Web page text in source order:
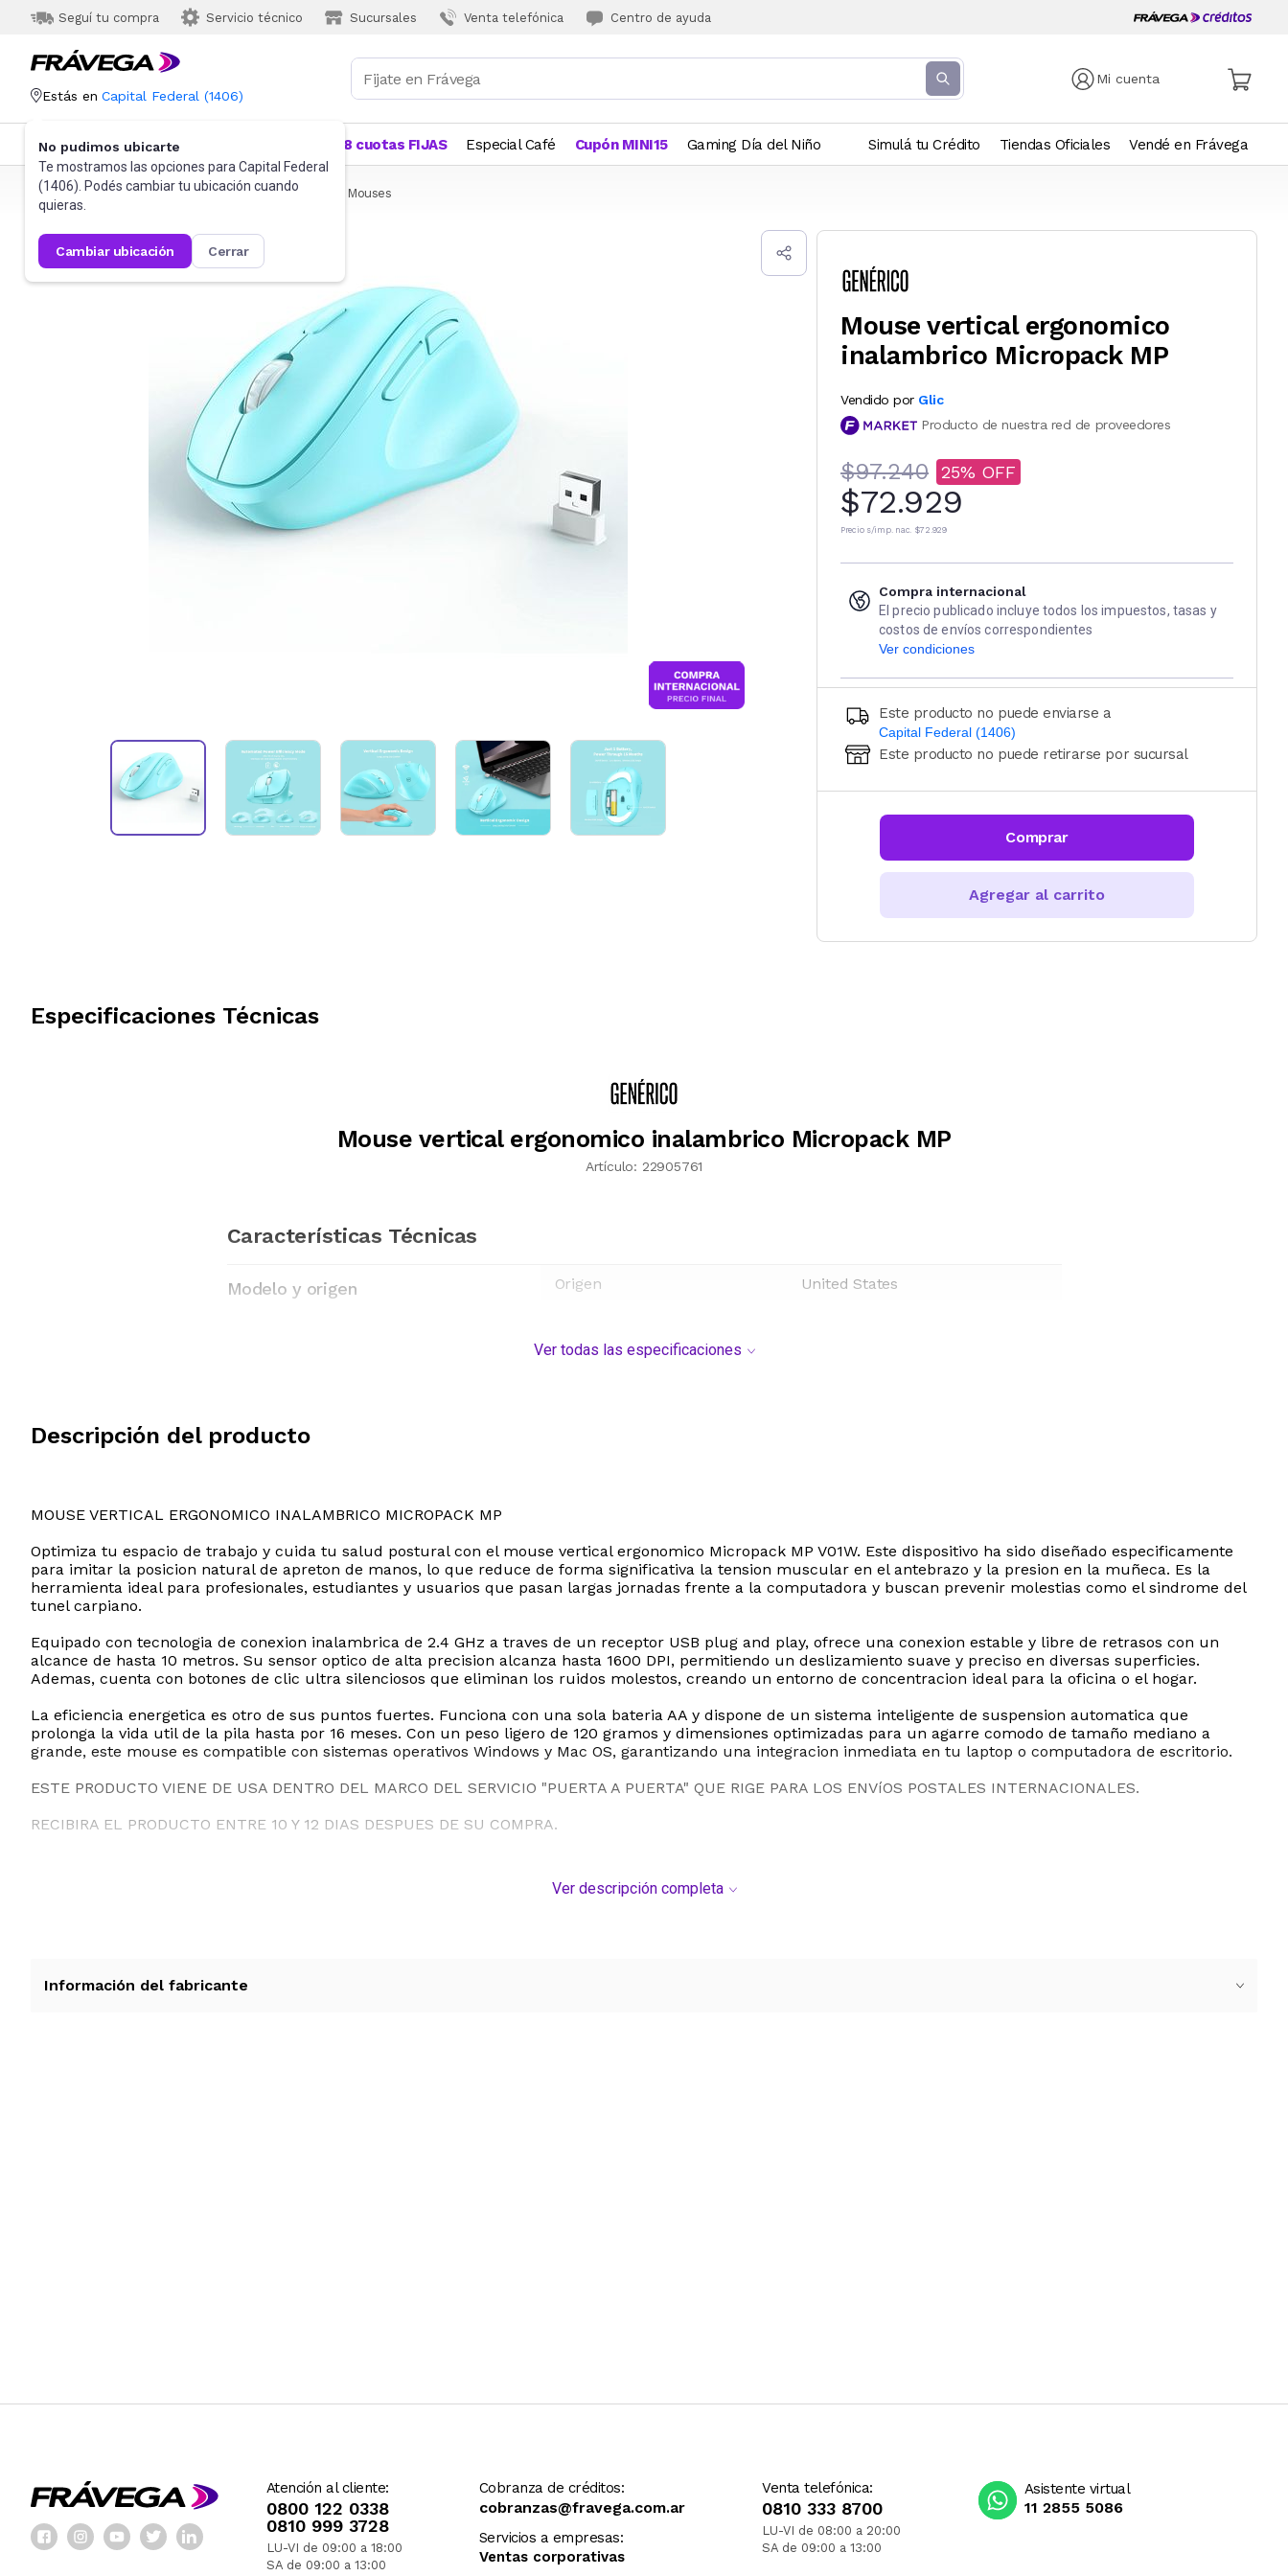
Seguí tu compra Servicio técnico Sucursales Venta telefónica Centro de ayuda
Mi cuenta
Estás en Capital Federal (1406)
No pudimos ubicarte
Te mostramos las opciones para Capital Federal
(1406). Podés cambiar tu ubicación cuando
quieras.
cambiar ubicación cerrar
Categorías Más Vendidos 18 cuotas FIJAS Especial Café Cupón MINI15 Gaming Día del Niño Simulá tu Crédito Tiendas Oficiales Vendé en Frávega
Frávega Informática Accesorios de Informática Mouses
Mouse vertical ergonomico
inalambrico Micropack MP
Vendido por Glic
Producto de nuestra red de proveedores
$97.240 25
$72.929
Precio s/imp. nac. $72.929
Compra internacional
El precio publicado incluye todos los impuestos, tasas y
costos de envíos correspondientes
Ver condiciones
Este producto no puede enviarse a
Capital Federal (1406)
Ingresá código postal (sólo números)
CALCULAR
Este producto no puede retirarse por sucursal
Comprar
Agregar al carrito
Especificaciones Técnicas
Mouse vertical ergonomico inalambrico Micropack MP
Artículo: 22905761
Características Técnicas
Modelo y origen Origen United States
Ver todas las especificaciones
Descripción del producto
MOUSE VERTICAL ERGONOMICO INALAMBRICO MICROPACK MP
Optimiza tu espacio de trabajo y cuida tu salud postural con el mouse vertical ergonomico Micropack MP V01W. Este dispositivo ha sido diseñado especificamente
para imitar la posicion natural de apreton de manos, lo que reduce de forma significativa la tension muscular en el antebrazo y la presion en la muñeca. Es la
herramienta ideal para profesionales, estudiantes y usuarios que pasan largas jornadas frente a la computadora y buscan prevenir molestias como el sindrome del
tunel carpiano.
Equipado con tecnologia de conexion inalambrica de 2.4 GHz a traves de un receptor USB plug and play, ofrece una conexion estable y libre de retrasos con un
alcance de hasta 10 metros. Su sensor optico de alta precision alcanza hasta 1600 DPI, permitiendo un deslizamiento suave y preciso en diversas superficies.
Ademas, cuenta con botones de clic ultra silenciosos que eliminan los ruidos molestos, creando un entorno de concentracion ideal para la oficina o el hogar.
La eficiencia energetica es otro de sus puntos fuertes. Funciona con una sola bateria AA y dispone de un sistema inteligente de suspension automatica que
prolonga la vida util de la pila hasta por 16 meses. Con un peso ligero de 120 gramos y dimensiones optimizadas para un agarre comodo de tamaño mediano a
grande, este mouse es compatible con sistemas operativos Windows y Mac OS, garantizando una integracion inmediata en tu laptop o computadora de escritorio.
ESTE PRODUCTO VIENE DE USA DENTRO DEL MARCO DEL SERVICIO "PUERTA A PUERTA" QUE RIGE PARA LOS ENVíOS POSTALES INTERNACIONALES.
RECIBIRA EL PRODUCTO ENTRE 10 Y 12 DIAS DESPUES DE SU COMPRA.
Ver descripción completa
Información del fabricante
Atención al cliente:
0800 122 0338
0810 999 3728
LU-VI de 09:00 a 18:00
SA de 09:00 a 13:00
Cobranza de créditos:
cobranzas@fravega.com.ar
Servicios a empresas:
Ventas corporativas
Venta telefónica:
0810 333 8700
LU-VI de 08:00 a 20:00
SA de 09:00 a 13:00
Asistente virtual
11 2855 5086